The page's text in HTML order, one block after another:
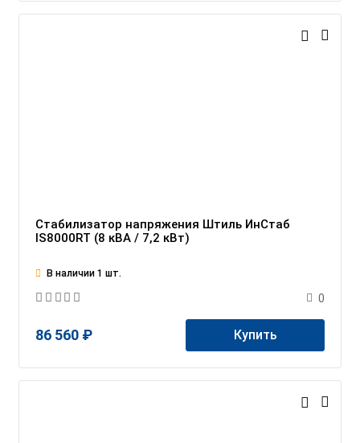
Стабилизатор напряжения Штиль ИнСтаб
IS8000RT (8 кВА / 7,2 кВт)
В наличии 1 шт.
0
86 560 ₽ Купить